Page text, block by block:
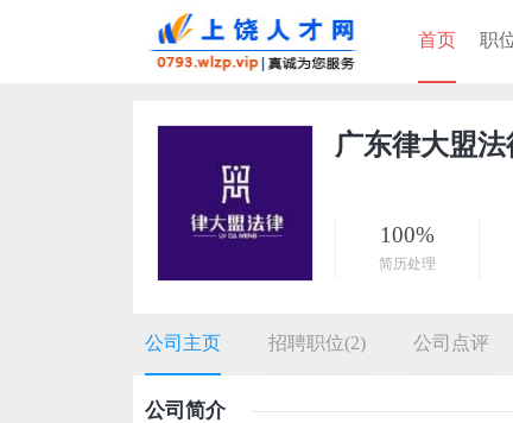
首页 职
广东律大盟
100%
简历处理
公司主页 招聘职位(2) 公司点评
公司简介